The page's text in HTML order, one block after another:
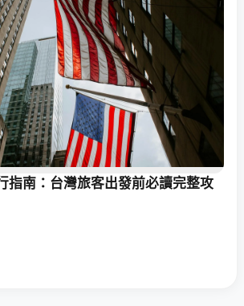
指南：台灣旅客出發前必讀完整攻